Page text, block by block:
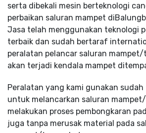
serta dibekali mesin berteknologi
perbaikan saluran mampet
Jasa telah menggunakan teknologi
terbaik dan sudah bertaraf
peralatan pelancar saluran
akan terjadi kendala mampet
Peralatan yang kami gunakan
untuk melancarkan saluran
melakukan proses pembongkaran
juga tanpa merusak material pada